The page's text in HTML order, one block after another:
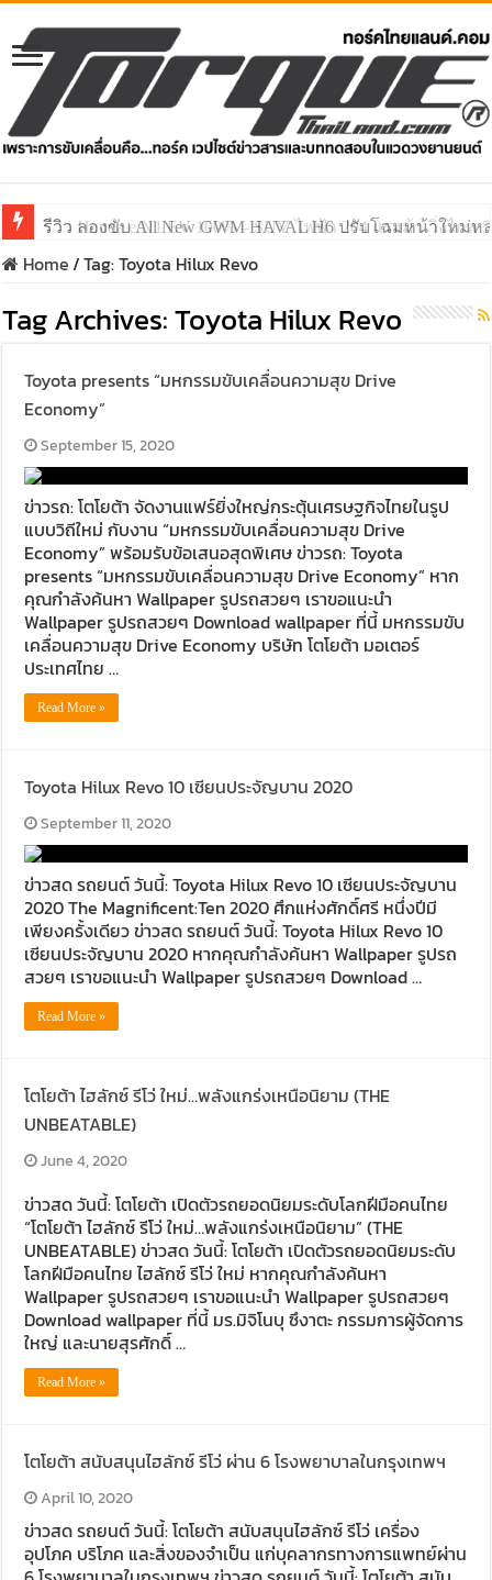
รีวิว ลองขับ All New GWM HAVAL H6 ปรับโฉมหน้าใหม่
Home/Tag:Toyota Hilux Revo
Tag Archives:Toyota Hilux Revo
Toyota presents “มหกรรมขับเคลื่อนความสุข Drive
Economy”
September 15, 2020
ข่าวรถ: โตโยต้า จัดงานแฟร์ยิ่งใหญ่กระตุ้นเศรษฐกิจไทยในรูป
แบบวิถีใหม่ กับงาน “มหกรรมขับเคลื่อนความสุข Drive
Economy” พร้อมรับข้อเสนอสุดพิเศษ ข่าวรถ: Toyota
presents “มหกรรมขับเคลื่อนความสุข Drive Economy” หาก
คุณกำลังค้นหา Wallpaper รูปรถสวยๆ เราขอแนะนำ
Wallpaper รูปรถสวยๆ Download wallpaper ที่นี้ มหกรรมขับ
เคลื่อนความสุข Drive Economy บริษัท โตโยต้า มอเตอร์
ประเทศไทย …
Read More »
Toyota Hilux Revo 10 เซียนประจัญบาน 2020
September 11, 2020
ข่าวสด รถยนต์ วันนี้: Toyota Hilux Revo 10 เซียนประจัญบาน
2020 The Magnificent:Ten 2020 ศึกแห่งศักดิ์ศรี หนึ่งปีมี
เพียงครั้งเดียว ข่าวสด รถยนต์ วันนี้: Toyota Hilux Revo 10
เซียนประจัญบาน 2020 หากคุณกำลังค้นหา Wallpaper รูปรถ
สวยๆ เราขอแนะนำ Wallpaper รูปรถสวยๆ Download …
Read More »
โตโยต้า ไฮลักซ์ รีโว่ ใหม่…พลังแกร่งเหนือนิยาม (THE
UNBEATABLE)
June 4, 2020
ข่าวสด วันนี้: โตโยต้า เปิดตัวรถยอดนิยมระดับโลกฝีมือคนไทย
“โตโยต้า ไฮลักซ์ รีโว่ ใหม่…พลังแกร่งเหนือนิยาม” (THE
UNBEATABLE) ข่าวสด วันนี้: โตโยต้า เปิดตัวรถยอดนิยมระดับ
โลกฝีมือคนไทย ไฮลักซ์ รีโว่ ใหม่ หากคุณกำลังค้นหา
Wallpaper รูปรถสวยๆ เราขอแนะนำ Wallpaper รูปรถสวยๆ
Download wallpaper ที่นี้ มร.มิจิโนบุ ซึงาตะ กรรมการผู้จัดการ
ใหญ่ และนายสุรศักดิ์ …
Read More »
โตโยต้า สนับสนุนไฮลักซ์ รีโว่ ผ่าน 6 โรงพยาบาลในกรุงเทพฯ
April 10, 2020
ข่าวสด รถยนต์ วันนี้: โตโยต้า สนับสนุนไฮลักซ์ รีโว่ เครื่อง
อุปโภค บริโภค และสิ่งของจำเป็น แก่บุคลากรทางการแพทย์ผ่าน